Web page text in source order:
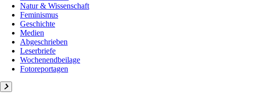
Natur & Wissenschaft
Feminismus
Geschichte
Medien
Abgeschrieben
Leserbriefe
Wochenendbeilage
Fotoreportagen